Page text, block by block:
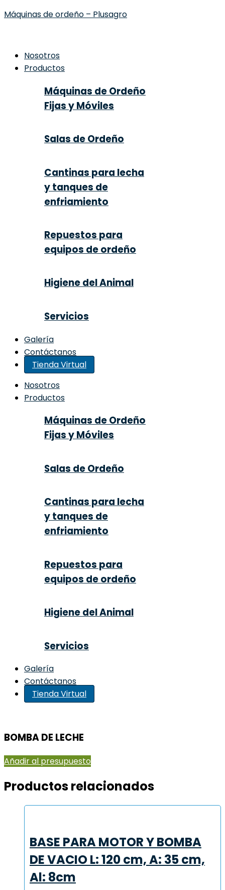
Máquinas de ordeño – Plusagro
Nosotros
Productos
Máquinas de Ordeño
Fijas y Móviles
Salas de Ordeño
Cantinas para lecha
y tanques de
enfriamiento
Repuestos para
equipos de ordeño
Higiene del Animal
Servicios
Galería
Contáctanos
Tienda Virtual
Nosotros
Productos
Máquinas de Ordeño
Fijas y Móviles
Salas de Ordeño
Cantinas para lecha
y tanques de
enfriamiento
Repuestos para
equipos de ordeño
Higiene del Animal
Servicios
Galería
Contáctanos
Tienda Virtual
BOMBA DE LECHE
Añadir al presupuesto
Productos relacionados
BASE PARA MOTOR Y BOMBA
DE VACIO L: 120 cm, A: 35 cm,
Al: 8cm